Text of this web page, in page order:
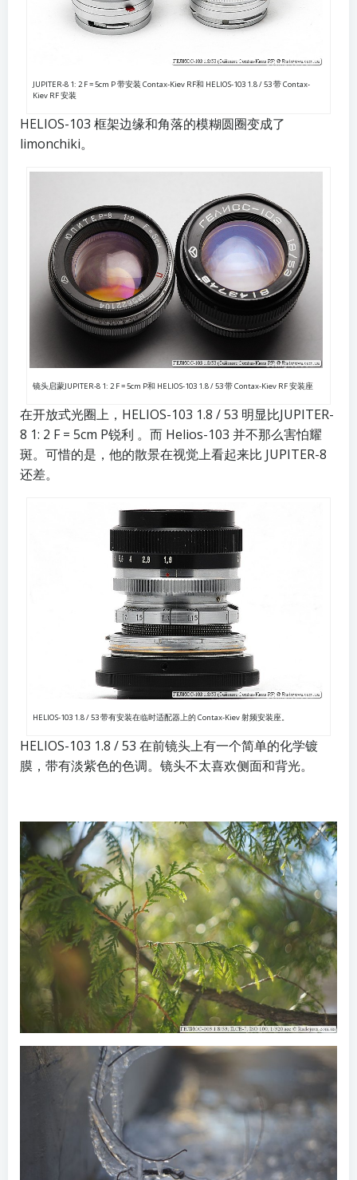
JUPITER-8 1: 2 F = 5cm P 带安装 Contax-Kiev RF和 HELIOS-103 1.8 / 53 带 Contax-
Kiev RF 安装
HELIOS-103 框架边缘和角落的模糊圆圈变成了
limonchiki。
镜头启蒙JUPITER-8 1: 2 F = 5cm P和 HELIOS-103 1.8 / 53 带 Contax-Kiev RF 安装座
在开放式光圈上，HELIOS-103 1.8 / 53 明显比JUPITER-
8 1: 2 F = 5cm P锐利 。而 Helios-103 并不那么害怕耀
斑。可惜的是，他的散景在视觉上看起来比 JUPITER-8
还差。
HELIOS-103 1.8 / 53 带有安装在临时适配器上的 Contax-Kiev 射频安装座。
HELIOS-103 1.8 / 53 在前镜头上有一个简单的化学镀
膜，带有淡紫色的色调。镜头不太喜欢侧面和背光。